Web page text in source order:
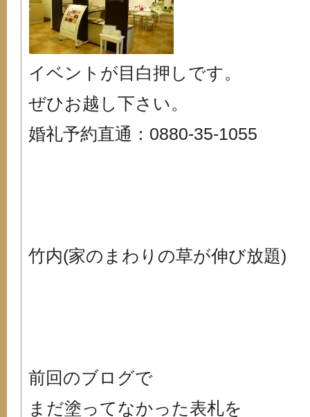
イベントが目白押しです。
ぜひお越し下さい。
婚礼予約直通：0880-35-1055
竹内(家のまわりの草が伸び放題)
前回のブログで
まだ塗ってなかった表札を